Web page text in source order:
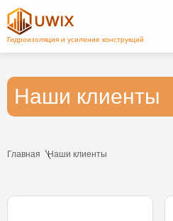
Наши клиенты
Главная Наши клиенты